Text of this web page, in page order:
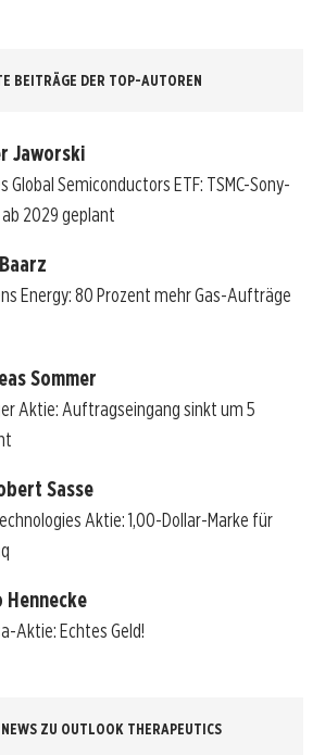
BEITRÄGE DER TOP-AUTOREN
Jaworski
Global Semiconductors ETF: TSMC-Sony-
2029 geplant
Energy: 80 Prozent mehr Gas-Aufträge
Sommer
Aktie: Auftragseingang sinkt um 5
Sasse
Aktie: 1,00-Dollar-Marke für
Hennecke
Aktie: Echtes Geld!
ZU OUTLOOK THERAPEUTICS